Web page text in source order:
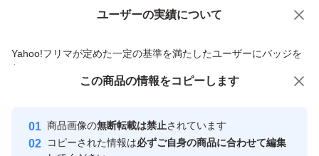
一度食べていただければリピートしたくなること間違いな
ぜひ、よろしくお願いいたします！
【その他】
ユーザーの実績について
Yahoo!フリマが定めた一定の基準を満たしたユーザーにバッジを
付与しています
安心取引出品者
心・安全なユーザーです
価格の相談 商品への質問
この商品の情報をコピーします
商品画像の無断転載は禁止されています
コピーされた情報は必ずご自身の商品に合わせて編集
この商品をみている人にオススメ